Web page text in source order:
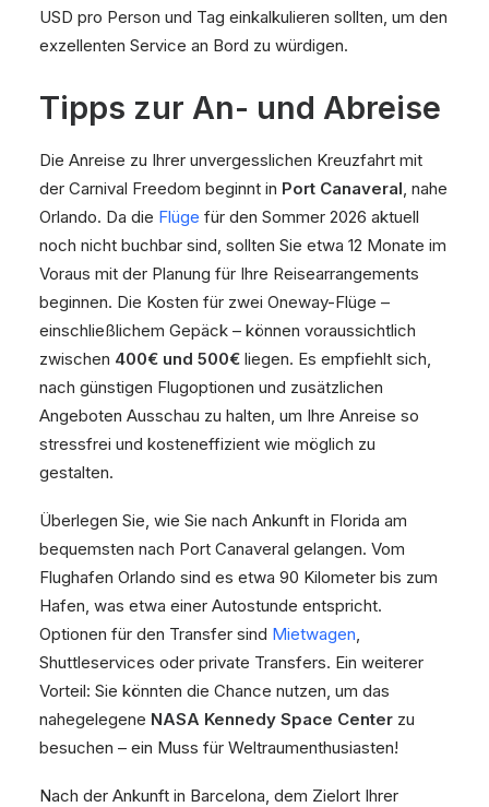
USD pro Person und Tag einkalkulieren sollten, um den
exzellenten Service an Bord zu würdigen.
Tipps zur An- und Abreise
Die Anreise zu Ihrer unvergesslichen Kreuzfahrt mit
der Carnival Freedom beginnt in Port Canaveral, nahe
Orlando. Da die Flüge für den Sommer 2026 aktuell
noch nicht buchbar sind, sollten Sie etwa 12 Monate im
Voraus mit der Planung für Ihre Reisearrangements
beginnen. Die Kosten für zwei Oneway-Flüge –
einschließlichem Gepäck – können voraussichtlich
zwischen 400€ und 500€ liegen. Es empfiehlt sich,
nach günstigen Flugoptionen und zusätzlichen
Angeboten Ausschau zu halten, um Ihre Anreise so
stressfrei und kosteneffizient wie möglich zu
gestalten.
Überlegen Sie, wie Sie nach Ankunft in Florida am
bequemsten nach Port Canaveral gelangen. Vom
Flughafen Orlando sind es etwa 90 Kilometer bis zum
Hafen, was etwa einer Autostunde entspricht.
Optionen für den Transfer sind Mietwagen,
Shuttleservices oder private Transfers. Ein weiterer
Vorteil: Sie könnten die Chance nutzen, um das
nahegelegene NASA Kennedy Space Center zu
besuchen – ein Muss für Weltraumenthusiasten!
Nach der Ankunft in Barcelona, dem Zielort Ihrer